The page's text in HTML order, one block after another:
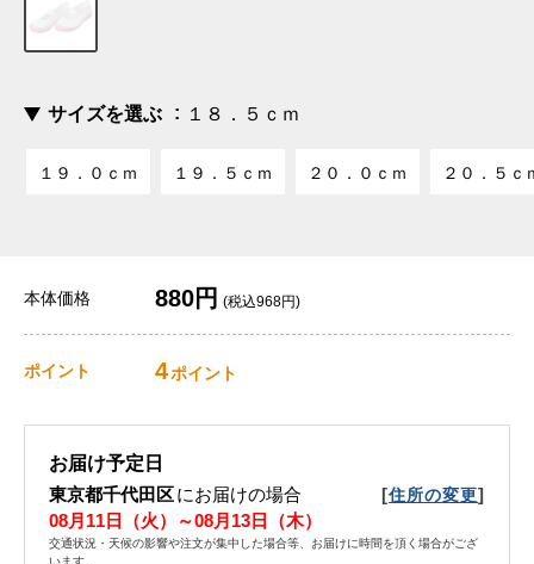
サイズを選ぶ １８．５ｃｍ
１９．０ｃｍ １９．５ｃｍ ２０．０ｃｍ ２０．５ｃ
本体価格 880円 (税込968円)
ポイント 4ポイント
お届け予定日
東京都千代田区にお届けの場合 [住所の変更]
08月11日（火）～08月13日（木）
交通状況・天候の影響や注文が集中した場合等、お届けに時間を頂く場合がござ
います。